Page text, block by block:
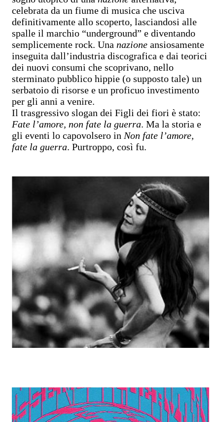
celebrata da un fiume di musica che usciva
definitivamente allo scoperto, lasciandosi alle
spalle il marchio “underground” e diventando
semplicemente rock. Una nazione ansiosamente
inseguita dall’industria discografica e dai teorici
dei nuovi consumi che scoprivano, nello
sterminato pubblico hippie (o supposto tale) un
serbatoio di risorse e un proficuo investimento
per gli anni a venire.
Il trasgressivo slogan dei Figli dei fiori è stato:
Fate l’amore, non fate la guerra. Ma la storia e
gli eventi lo capovolsero in Non fate l’amore,
fate la guerra. Purtroppo, così fu.